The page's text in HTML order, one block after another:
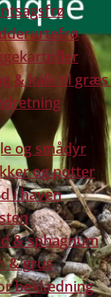
& kalk til græs
og smådyr
og potter
i haven
& sphagnum
& grus
beklædning